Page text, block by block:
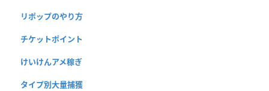
リポップのやり方
チケットポイント
けいけんアメ稼ぎ
タイプ別大量捕獲